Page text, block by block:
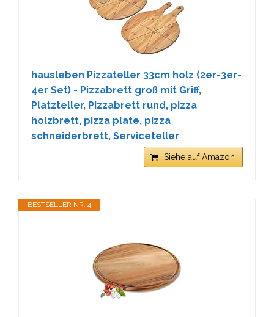
hausleben Pizzateller 33cm holz (2er-3er-
4er Set) - Pizzabrett groß mit Griff,
Platzteller, Pizzabrett rund, pizza
holzbrett, pizza plate, pizza
schneiderbrett, Serviceteller
Siehe auf Amazon
BESTSELLER NR. 4